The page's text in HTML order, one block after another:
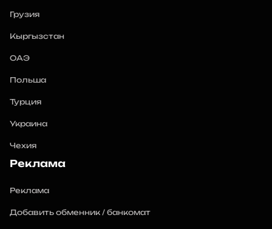
Грузия
Кыргызстан
ОАЭ
Польша
Турция
Украина
Чехия
Реклама
Реклама
Добавить обменник / банкомат